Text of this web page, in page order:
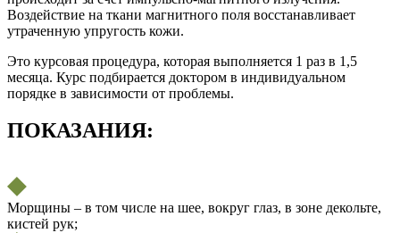
Воздействие на ткани магнитного поля восстанавливает
утраченную упругость кожи.
Это курсовая процедура, которая выполняется 1 раз в 1,5
месяца. Курс подбирается доктором в индивидуальном
порядке в зависимости от проблемы.
ПОКАЗАНИЯ:
Морщины – в том числе на шее, вокруг глаз, в зоне декольте,
кистей рук;